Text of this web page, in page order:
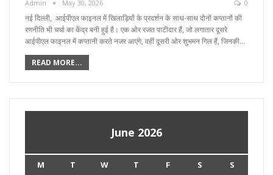
Admin May 30, 2026 0
नई दिल्ली, आईपीएल फाइनल में खिलाड़ियों के प्रदर्शन के साथ-साथ दोनों कप्तानों की
रणनीति भी चर्चा का केंद्र बनी हुई है। एक ओर रजत पाटीदार हैं, जो लगातार दूसरे
आईपीएल फाइनल में कप्तानी करते नजर आएंगे, वहीं दूसरी ओर शुभमन गिल हैं, जिनकी…
READ MORE...
June 2026
M T W T F S
S